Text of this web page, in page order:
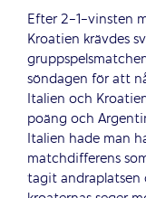
Efter 2-1-vinsten
Kroatien krävdes
söndagen för att
Italien och
poäng och
Italien hade man
matchdifferens
tagit andraplatsen